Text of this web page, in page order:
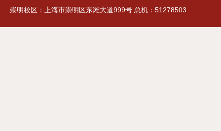
崇明校区：上海市崇明区东滩大道999号 总机：51278503